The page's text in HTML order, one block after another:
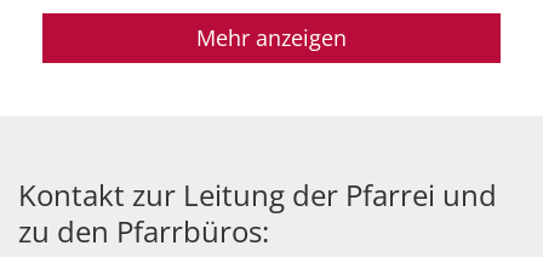
Mehr anzeigen
Kontakt zur Leitung der Pfarrei und
zu den Pfarrbüros: